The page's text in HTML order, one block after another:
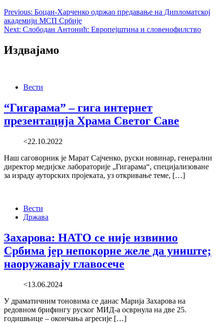
Previous: Боцан-Харченко одржао предавање на Дипломатској
академији МСП Србије
Next: Слободан Антонић: Европејштина и словенофилство
Издвајамо
Вести
“Гигарама” – гига интернет
презентација Храма Светог Саве
<22.10.2022
Наш саговорник је Марат Сајченко, руски новинар, генерални
директор медијске лабораторије „Гигарама“, специјализоване
за израду ауторских пројеката, уз откривање теме, […]
Вести
Држава
Захарова: НАТО се није извинио
Србима јер непокорне желе да униште;
наоружавају главосече
<13.06.2024
У драматичним тоновима се данас Марија Захарова на
редовном брифингу руског МИД-а осврнула на две 25.
годишњице – окончања агресије […]